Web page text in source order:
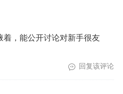
，能公开讨论对新手很友
回复该评论